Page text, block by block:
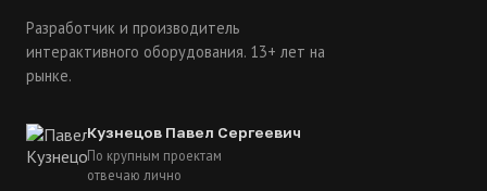
Разработчик и производитель
интерактивного оборудования. 13+ лет на
рынке.
Кузнецов Павел Сергеевич
По крупным проектам
отвечаю лично